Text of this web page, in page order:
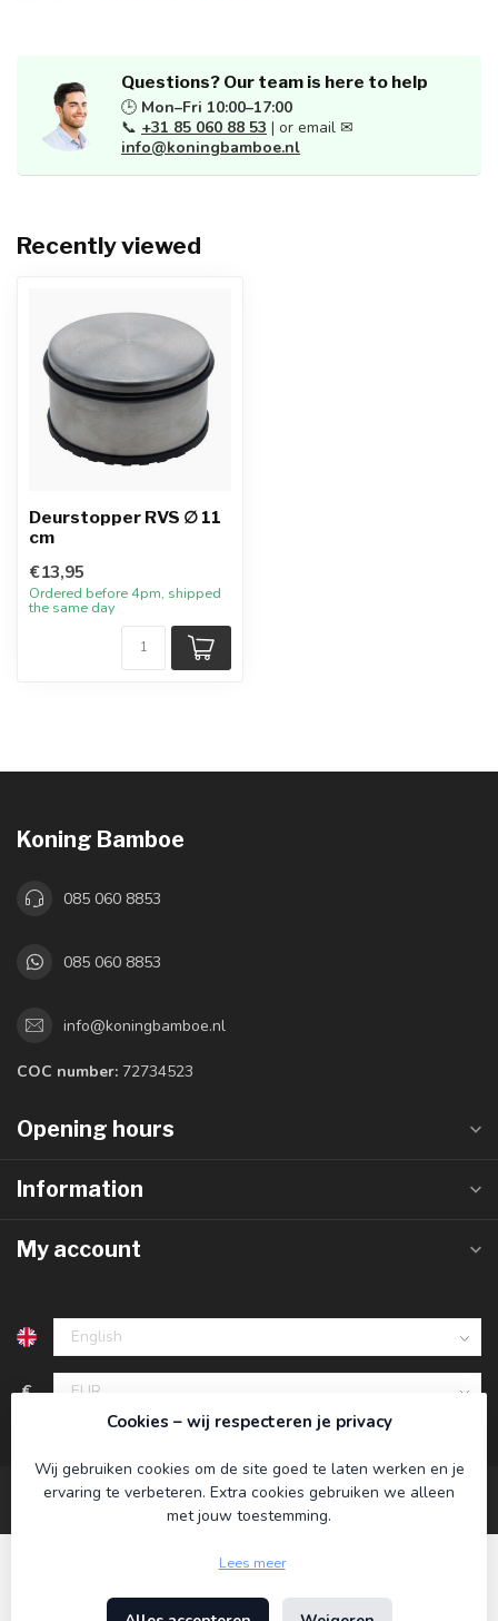
Questions? Our team is here to help
🕒 Mon–Fri 10:00–17:00
📞 +31 85 060 88 53 | or email ✉
info@koningbamboe.nl
Recently viewed
Deurstopper RVS ∅ 11
cm
€13,95
Ordered before 4pm, shipped
the same day
Koning Bamboe
085 060 8853
085 060 8853
info@koningbamboe.nl
COC number: 72734523
Opening hours
Information
My account
€
Cookies – wij respecteren je privacy
Wij gebruiken cookies om de site goed te laten werken en je
ervaring te verbeteren. Extra cookies gebruiken we alleen
met jouw toestemming.
Lees meer